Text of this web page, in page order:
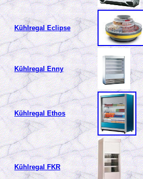
Kühlregal Eclipse
Kühlregal Enny
Kühlregal Ethos
Kühlregal FKR